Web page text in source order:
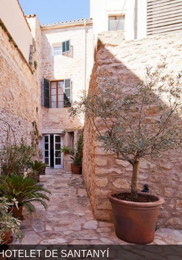
DE SANTANYÍ